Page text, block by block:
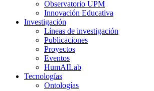
Observatorio UPM
Innovación Educativa
Investigación
Líneas de investigación
Publicaciones
Proyectos
Eventos
HumAILab
Tecnologías
Ontologías